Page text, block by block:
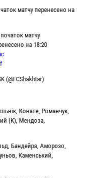
матчу перенесено на
початок матчу
на 18:20
(@FCShakhtar)
Конате, Романчук,
(К), Мендоза,
Бандейра, Аморозо,
Каменський,